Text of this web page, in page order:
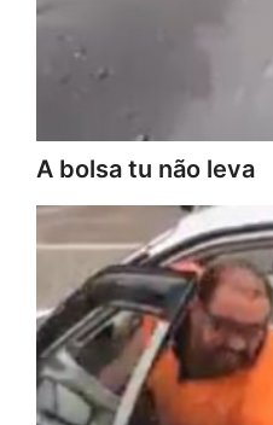
A bolsa tu não leva